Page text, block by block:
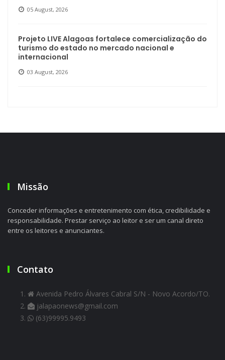
05 August, 2026
Projeto LIVE Alagoas fortalece comercialização do
turismo do estado no mercado nacional e
internacional
03 August, 2026
Missão
Conceder informações e entretenimento com ética, credibilidade e
responsabilidade. Prestar serviço ao leitor e ser um canal direto
entre os leitores e anunciantes.
Contato
Avenida Pedro Álvares Cabral S/N - Novo Acordo/TO.
jalapaonews@gmail.com
(63)99995.9493